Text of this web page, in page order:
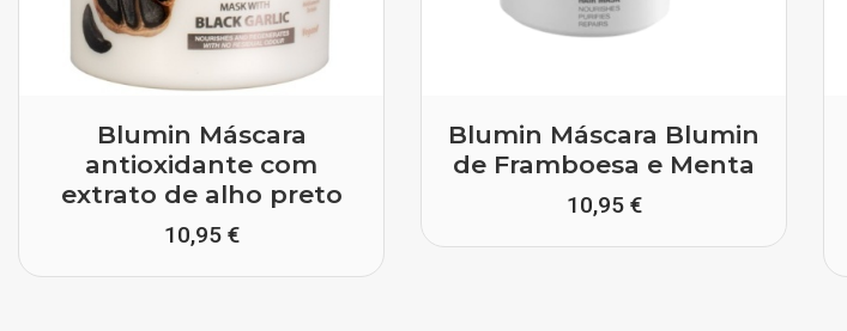
Blumin Máscara
antioxidante com
extrato de alho preto
10,95 €
Blumin Máscara Blumin
de Framboesa e Menta
10,95 €